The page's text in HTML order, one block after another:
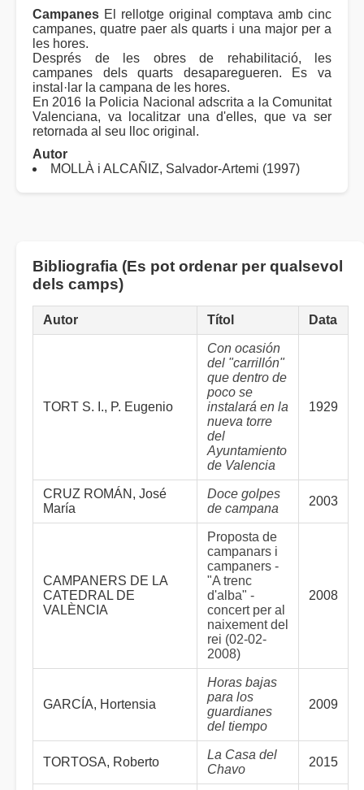
Campanes El rellotge original comptava amb cinc
campanes, quatre paer als quarts i una major per a
les hores.
Després de les obres de rehabilitació, les
campanes dels quarts desaparegueren. Es va
instal·lar la campana de les hores.
En 2016 la Policia Nacional adscrita a la Comunitat
Valenciana, va localitzar una d'elles, que va ser
retornada al seu lloc original.
Autor
MOLLÀ i ALCAÑIZ, Salvador-Artemi (1997)
Bibliografia (Es pot ordenar per qualsevol
dels camps)
Autor Títol Data
TORT S. I., P. Eugenio
Con ocasión
del "carrillón"
que dentro de
poco se
instalará en la
nueva torre
del
Ayuntamiento
de Valencia
1929
CRUZ ROMÁN, José
María
Doce golpes
de campana
2003
CAMPANERS DE LA
CATEDRAL DE
VALÈNCIA
Proposta de
campanars i
campaners -
"A trenc
d'alba" -
concert per al
naixement del
rei (02-02-
2008)
2008
GARCÍA, Hortensia
Horas bajas
para los
guardianes
del tiempo
2009
TORTOSA, Roberto
La Casa del
Chavo
2015